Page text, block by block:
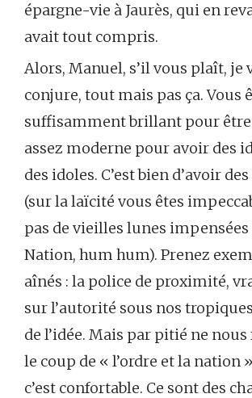
épargne-vie à Jaurès, qui en
avait tout compris.
Alors, Manuel, s’il vous plaît, je
conjure, tout mais pas ça. Vous
suffisamment brillant pour être
assez moderne pour avoir des
des idoles. C’est bien d’avoir
(sur la laïcité vous êtes
pas de vieilles lunes impensées
Nation, hum hum). Prenez
aînés : la police de proximité,
sur l’autorité sous nos
de l’idée. Mais par pitié ne
le coup de « l’ordre et la nation
c’est confortable. Ce sont des